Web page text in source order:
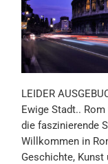
LEIDER
Ewige Stadt..
die faszinierende
Willkommen in
Geschichte,